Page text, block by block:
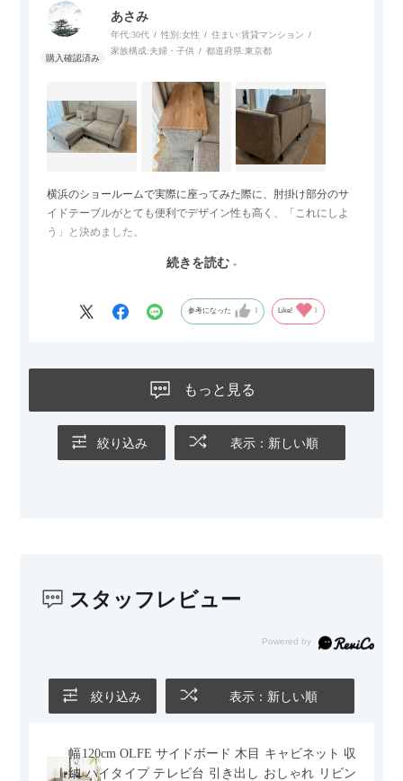
あさみ
年代:30代 性別:女性 住まい:賃貸マンション
家族構成:夫婦・子供 都道府県:東京都
横浜のショールームで実際に座ってみた際に、肘掛け部分のサ
イドテーブルがとても便利でデザイン性も高く、「これにしよ
う」と決めました。
サイズは2.5人掛けですが、幅184cmとコンパクトなので圧迫感
グとのバランスもぴったりで、リビング全体がすっきり見えま
ないのもお気に入りのポイントです。さらに、わが家はソファ
の後ろ側を通ることも多い間取りなので、背面まできれいに仕
ても美しく、空間の印象を損ないません。
また、カウチのように足を伸ばしてくつろげるスタイルが理想
かせるため、普段はカウチとして使い、来客時には離してスツ
続きを読む
参考になった Like!
もっと見る
絞り込み 表示：新しい順
スタッフレビュー
絞り込み 表示：新しい順
幅120cm OLFE サイドボード 木目 キャビネット 収
納 ハイタイプ テレビ台 引き出し おしゃれ リビン